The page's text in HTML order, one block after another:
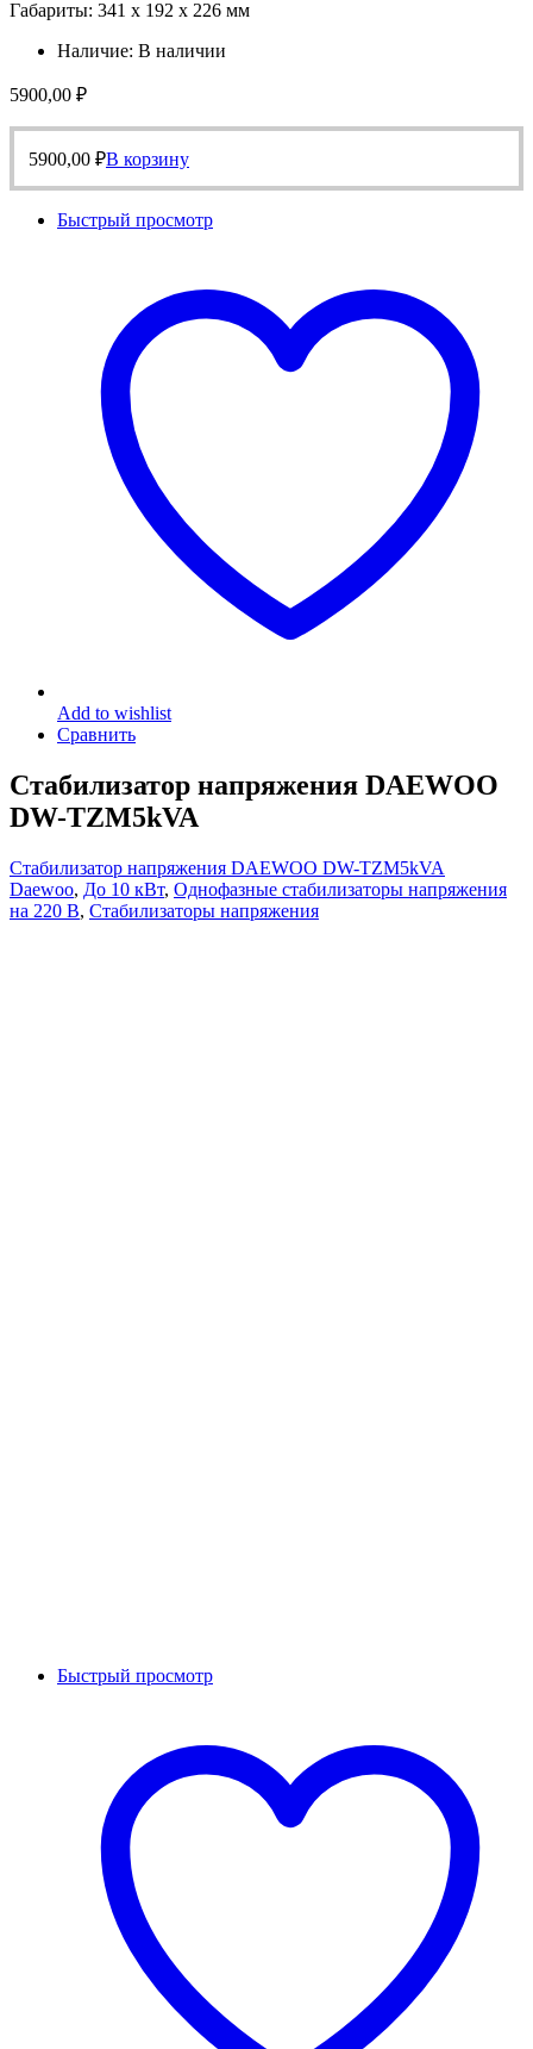
Габариты: 341 х 192 х 226 мм
Наличие: В наличии
5900,00 ₽
5900,00 ₽В корзину
Быстрый просмотр
Add to wishlist
Сравнить
Стабилизатор напряжения DAEWOO
DW-TZM5kVA
Стабилизатор напряжения DAEWOO DW-TZM5kVA
Daewoo, До 10 кВт, Однофазные стабилизаторы напряжения
на 220 В, Стабилизаторы напряжения
Быстрый просмотр